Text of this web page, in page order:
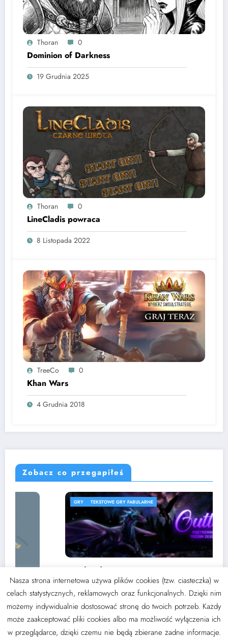
Thoran 0
Dominion of Darkness
19 Grudnia 2025
Thoran 0
LineCladis powraca
8 Listopada 2022
TreeCo 0
Khan Wars
4 Grudnia 2018
Zobacz co przegapiłeś
TEKSTOWE GRY FABULARNE
Outland PBF
3 września 2024 Thoran
NewsBlogger - Magazyn i blog Motyw 2026 | Wspierane przez SpiceThemes
Nasza strona internetowa używa plików cookies (tzw. ciasteczka) w
celach statystycznych, reklamowych oraz funkcjonalnych. Dzięki nim
możemy indywidualnie dostosować stronę do twoich potrzeb. Każdy
może zaakceptować pliki cookies albo ma możliwość wyłączenia ich
w przeglądarce, dzięki czemu nie będą zbierane żadne informacje.